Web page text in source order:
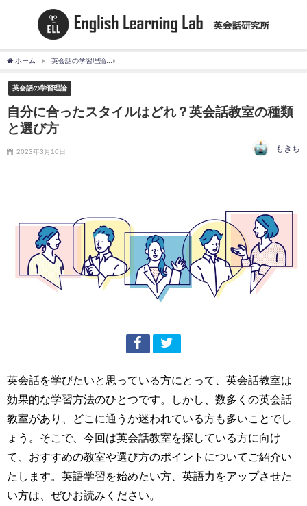
ホーム 英会話の学習理論
英会話の学習理論
自分に合ったスタイルはどれ？英会話教室の種類
と選び方
2023年3月10日 もきち
英会話を学びたいと思っている方にとって、英会話教室は
効果的な学習方法のひとつです。しかし、数多くの英会話
教室があり、どこに通うか迷われている方も多いことでし
ょう。そこで、今回は英会話教室を探している方に向け
て、おすすめの教室や選び方のポイントについてご紹介い
たします。英語学習を始めたい方、英語力をアップさせた
い方は、ぜひお読みください。